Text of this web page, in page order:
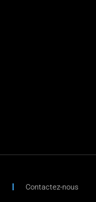
Contactez-nous